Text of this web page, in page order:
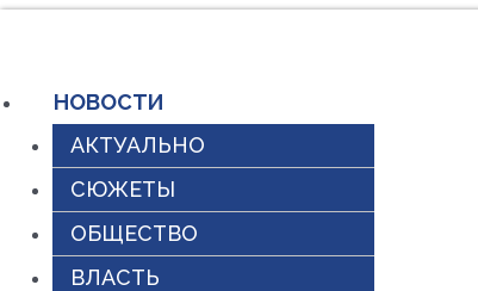
содержимому
НОВОСТИ
АКТУАЛЬНО
СЮЖЕТЫ
ОБЩЕСТВО
ВЛАСТЬ